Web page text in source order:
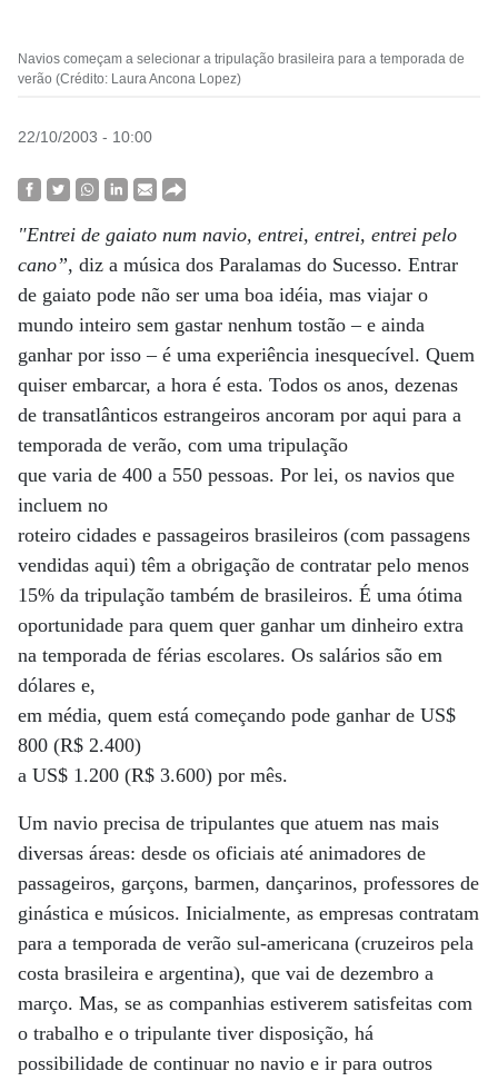
Navios começam a selecionar a tripulação brasileira para a temporada de
verão (Crédito: Laura Ancona Lopez)
22/10/2003 - 10:00
"Entrei de gaiato num navio, entrei, entrei, entrei pelo
cano”, diz a música dos Paralamas do Sucesso. Entrar
de gaiato pode não ser uma boa idéia, mas viajar o
mundo inteiro sem gastar nenhum tostão – e ainda
ganhar por isso – é uma experiência inesquecível. Quem
quiser embarcar, a hora é esta. Todos os anos, dezenas
de transatlânticos estrangeiros ancoram por aqui para a
temporada de verão, com uma tripulação
que varia de 400 a 550 pessoas. Por lei, os navios que
incluem no
roteiro cidades e passageiros brasileiros (com passagens
vendidas aqui) têm a obrigação de contratar pelo menos
15% da tripulação também de brasileiros. É uma ótima
oportunidade para quem quer ganhar um dinheiro extra
na temporada de férias escolares. Os salários são em
dólares e,
em média, quem está começando pode ganhar de US$
800 (R$ 2.400)
a US$ 1.200 (R$ 3.600) por mês.
Um navio precisa de tripulantes que atuem nas mais
diversas áreas: desde os oficiais até animadores de
passageiros, garçons, barmen, dançarinos, professores de
ginástica e músicos. Inicialmente, as empresas contratam
para a temporada de verão sul-americana (cruzeiros pela
costa brasileira e argentina), que vai de dezembro a
março. Mas, se as companhias estiverem satisfeitas com
o trabalho e o tripulante tiver disposição, há
possibilidade de continuar no navio e ir para outros